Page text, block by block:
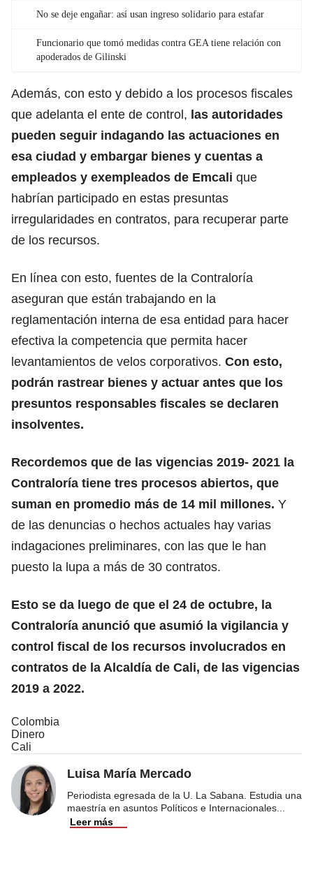
No se deje engañar: así usan ingreso solidario para estafar
Funcionario que tomó medidas contra GEA tiene relación con
apoderados de Gilinski
Además, con esto y debido a los procesos fiscales
que adelanta el ente de control, las autoridades
pueden seguir indagando las actuaciones en
esa ciudad y embargar bienes y cuentas a
empleados y exempleados de Emcali que
habrían participado en estas presuntas
irregularidades en contratos, para recuperar parte
de los recursos.
En línea con esto, fuentes de la Contraloría
aseguran que están trabajando en la
reglamentación interna de esa entidad para hacer
efectiva la competencia que permita hacer
levantamientos de velos corporativos. Con esto,
podrán rastrear bienes y actuar antes que los
presuntos responsables fiscales se declaren
insolventes.
Recordemos que de las vigencias 2019- 2021 la
Contraloría tiene tres procesos abiertos, que
suman en promedio más de 14 mil millones. Y
de las denuncias o hechos actuales hay varias
indagaciones preliminares, con las que le han
puesto la lupa a más de 30 contratos.
Esto se da luego de que el 24 de octubre, la
Contraloría anunció que asumió la vigilancia y
control fiscal de los recursos involucrados en
contratos de la Alcaldía de Cali, de las vigencias
2019 a 2022.
Colombia
Dinero
Cali
Luisa María Mercado
Periodista egresada de la U. La Sabana. Estudia una
maestría en asuntos Políticos e Internacionales
Leer más